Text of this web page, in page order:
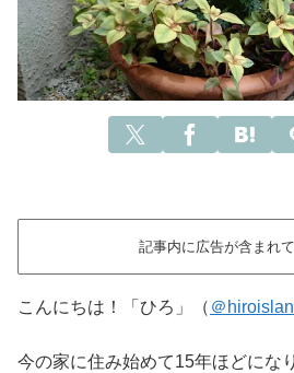
記事内に広告が含まれて
こんにちは！「ひろ」（ ＠
今の家に住み始めて15年ほどにな